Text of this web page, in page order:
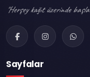
"Herşey kağıt üzerinde
Sayfalar